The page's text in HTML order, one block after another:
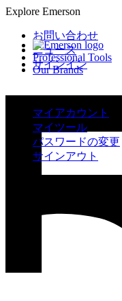
Explore Emerson
Professional Tools
Our Brands
お問い合わせ
ニュース
サインイン
マイアカウント
マイツール
パスワードの変更
サインアウト